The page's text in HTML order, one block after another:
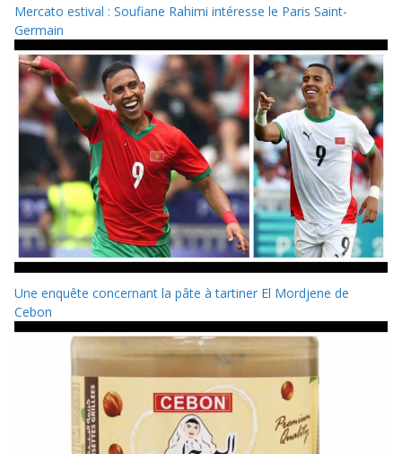
Mercato estival : Soufiane Rahimi intéresse le Paris Saint-
Germain
Une enquête concernant la pâte à tartiner El Mordjene de
Cebon